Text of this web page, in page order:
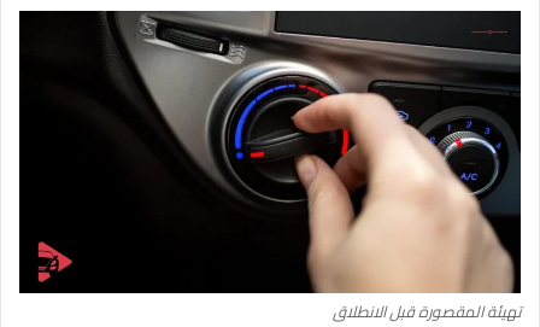
تهيئة المقصورة قبل الانطلاق